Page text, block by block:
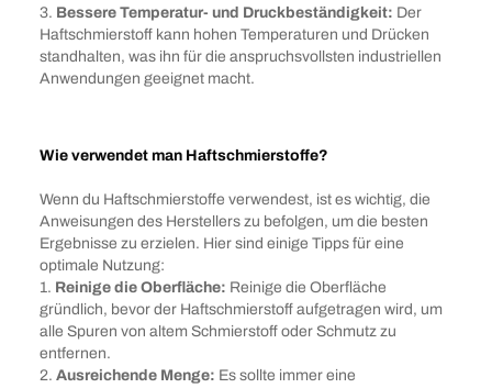
3. Bessere Temperatur- und Druckbeständigkeit: Der
Haftschmierstoff kann hohen Temperaturen und Drücken
standhalten, was ihn für die anspruchsvollsten industriellen
Anwendungen geeignet macht.
Wie verwendet man Haftschmierstoffe?
Wenn du Haftschmierstoffe verwendest, ist es wichtig, die
Anweisungen des Herstellers zu befolgen, um die besten
Ergebnisse zu erzielen. Hier sind einige Tipps für eine
optimale Nutzung:
1. Reinige die Oberfläche: Reinige die Oberfläche
gründlich, bevor der Haftschmierstoff aufgetragen wird, um
alle Spuren von altem Schmierstoff oder Schmutz zu
entfernen.
2. Ausreichende Menge: Es sollte immer eine